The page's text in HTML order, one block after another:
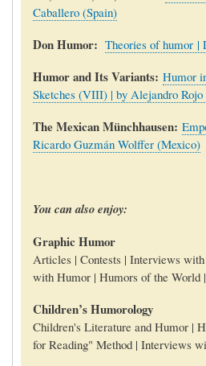
Caballero (Spain)
Don Humor: Theories of humor
Humor and Its Variants: Humor
Sketches (VIII) | by Alejandro
The Mexican Münchhausen:
Ricardo Guzmán Wolffer (Mexico)
You can also enjoy:
Graphic Humor
Articles | Contests | Interviews
with Humor | Humors of the World
Children’s Humorology
Children's Literature and Humor |
for Reading" Method | Interviews